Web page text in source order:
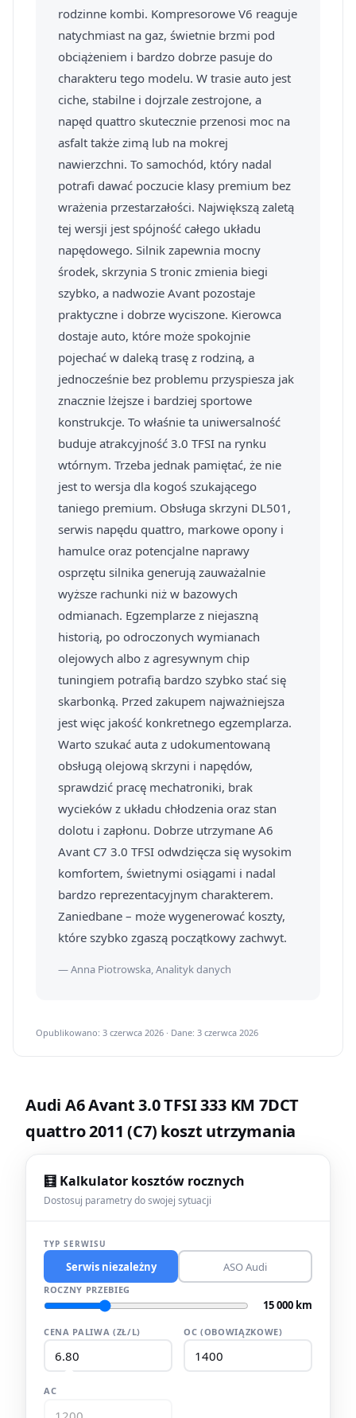
rodzinne kombi. Kompresorowe V6 reaguje
natychmiast na gaz, świetnie brzmi pod
obciążeniem i bardzo dobrze pasuje do
charakteru tego modelu. W trasie auto jest
ciche, stabilne i dojrzale zestrojone, a
napęd quattro skutecznie przenosi moc na
asfalt także zimą lub na mokrej
nawierzchni. To samochód, który nadal
potrafi dawać poczucie klasy premium bez
wrażenia przestarzałości. Największą zaletą
tej wersji jest spójność całego układu
napędowego. Silnik zapewnia mocny
środek, skrzynia S tronic zmienia biegi
szybko, a nadwozie Avant pozostaje
praktyczne i dobrze wyciszone. Kierowca
dostaje auto, które może spokojnie
pojechać w daleką trasę z rodziną, a
jednocześnie bez problemu przyspiesza jak
znacznie lżejsze i bardziej sportowe
konstrukcje. To właśnie ta uniwersalność
buduje atrakcyjność 3.0 TFSI na rynku
wtórnym. Trzeba jednak pamiętać, że nie
jest to wersja dla kogoś szukającego
taniego premium. Obsługa skrzyni DL501,
serwis napędu quattro, markowe opony i
hamulce oraz potencjalne naprawy
osprzętu silnika generują zauważalnie
wyższe rachunki niż w bazowych
odmianach. Egzemplarze z niejaszną
historią, po odroczonych wymianach
olejowych albo z agresywnym chip
tuningiem potrafią bardzo szybko stać się
skarbonką. Przed zakupem najważniejsza
jest więc jakość konkretnego egzemplarza.
Warto szukać auta z udokumentowaną
obsługą olejową skrzyni i napędów,
sprawdzić pracę mechatroniki, brak
wycieków z układu chłodzenia oraz stan
dolotu i zapłonu. Dobrze utrzymane A6
Avant C7 3.0 TFSI odwdzięcza się wysokim
komfortem, świetnymi osiągami i nadal
bardzo reprezentacyjnym charakterem.
Zaniedbane – może wygenerować koszty,
które szybko zgaszą początkowy zachwyt.
— Anna Piotrowska, Analityk danych
Opublikowano: 3 czerwca 2026 · Dane: 3 czerwca 2026
Audi A6 Avant 3.0 TFSI 333 KM 7DCT
quattro 2011 (C7) koszt utrzymania
🧮 Kalkulator kosztów rocznych
Dostosuj parametry do swojej sytuacji
TYP SERWISU
Serwis niezależny ASO Audi
ROCZNY PRZEBIEG
15 000 km
CENA PALIWA (ZŁ/L) OC (OBOWIĄZKOWE)
AC